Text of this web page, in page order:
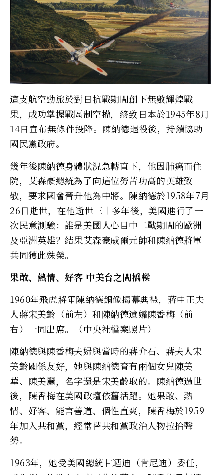
這支航空勁旅於對日抗戰期間創下無數輝煌戰
果，成功掌握戰區制空權，終致日本於1945年8月
14日宣布無條件投降。陳納德退役後，持續協助
國民黨政府。
幾年後陳納德身體狀況急轉直下，他因肺癌而住
院，艾森豪總統為了向這位勞苦功高的英雄致
敬，要求國會晉升他為中將。陳納德於1958年7月
26日逝世，在他逝世三十多年後，美國進行了一
次民意測驗：誰是美國人心目中二戰期間的歐洲
及亞洲英雄？結果艾森豪威爾元帥和陳納德將軍
共同獲此殊榮。
果敢、熱情、好客 中美台之間橋樑
1960年飛虎將軍陳納德銅像揭幕典禮，蔣中正夫
人蔣宋美齡（前左）和陳納德遺孀陳香梅（前
右）一同出席。（中央社檔案照片）
陳納德與陳香梅夫婦與當時的蔣介石、蔣夫人宋
美齡關係友好，她與陳納德育有兩個女兒陳美
華、陳美麗，名字還是宋美齡取的。陳納德過世
後，陳香梅在美國政壇依舊活躍。她果敢、熱
情、好客、能言善道、個性直爽，陳香梅於1959
年加入共和黨，經常替共和黨政治人物拉抬聲
勢。
1963年，她受美國總統甘迺迪（肯尼迪）委任，